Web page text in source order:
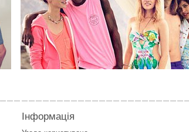
Інформація